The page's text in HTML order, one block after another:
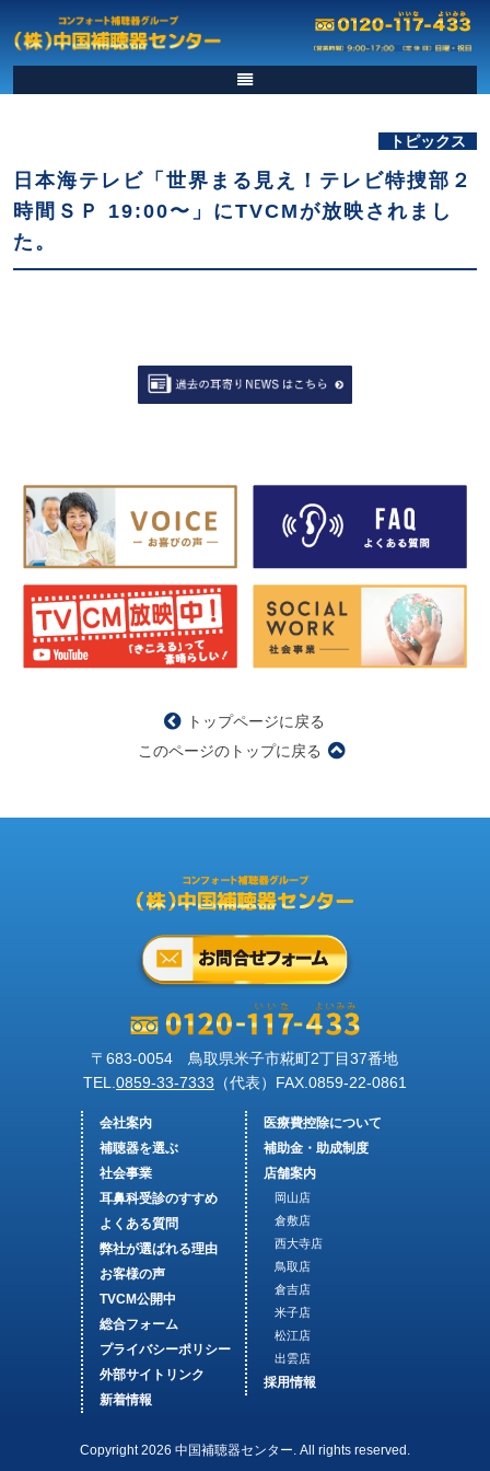
トピックス
日本海テレビ「世界まる見え！テレビ特捜部２
時間ＳＰ 19:00〜」にTVCMが放映されまし
た。
トップページに戻る
このページのトップに戻る
〒683-0054 鳥取県米子市糀町2丁目37番地
TEL. 0859-33-7333 （代表）FAX. 0859-22-0861
会社案内
補聴器を選ぶ
社会事業
耳鼻科受診のすすめ
よくある質問
弊社が選ばれる理由
お客様の声
TVCM公開中
総合フォーム
プライバシーポリシー
外部サイトリンク
新着情報
医療費控除について
補助金・助成制度
店舗案内
岡山店
倉敷店
西大寺店
鳥取店
倉吉店
米子店
松江店
出雲店
採用情報
Copyright 2026 中国補聴器センター. All rights reserved.